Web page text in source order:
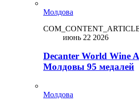
Молдова
июнь 22 2026
Decanter World Wine
Молдовы 95 медалей
Молдова